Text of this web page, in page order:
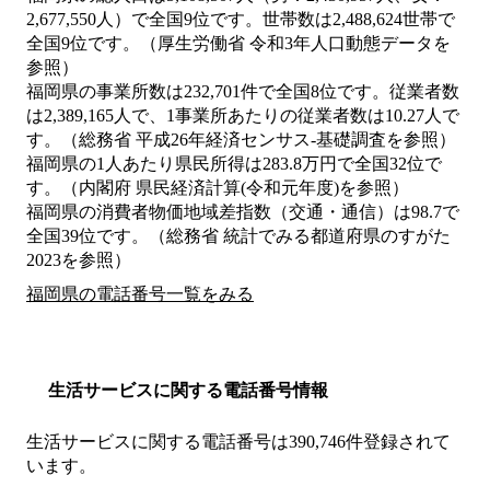
2,677,550人）で全国9位です。世帯数は2,488,624世帯で
全国9位です。（厚生労働省 令和3年人口動態データを
参照）
福岡県の事業所数は232,701件で全国8位です。従業者数
は2,389,165人で、1事業所あたりの従業者数は10.27人で
す。（総務省 平成26年経済センサス‐基礎調査を参照）
福岡県の1人あたり県民所得は283.8万円で全国32位で
す。（内閣府 県民経済計算(令和元年度)を参照）
福岡県の消費者物価地域差指数（交通・通信）は98.7で
全国39位です。（総務省 統計でみる都道府県のすがた
2023を参照）
福岡県の電話番号一覧をみる
生活サービスに関する電話番号情報
生活サービスに関する電話番号は390,746件登録されて
います。